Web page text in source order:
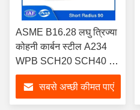
ASME B16.28 लघु त्रिज्या
कोहनी कार्बन स्टील A234
WPB SCH20 SCH40 लघु
त्रिज्या 90 डिग्री कोहनी
सबसे अच्छी कीमत पाएं